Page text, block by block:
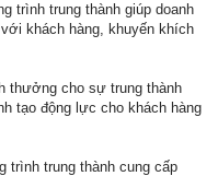
trình trung thành giúp doanh
khách hàng, khuyến khích
thưởng cho sự trung thành
tạo động lực cho khách hàng
trình trung thành cung cấp